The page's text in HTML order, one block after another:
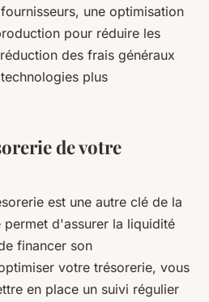
une optimisation
pour réduire les
des frais généraux
plus
de votre
est une autre clé de la
d'assurer la liquidité
financer son
votre trésorerie, vous
en place un suivi régulier